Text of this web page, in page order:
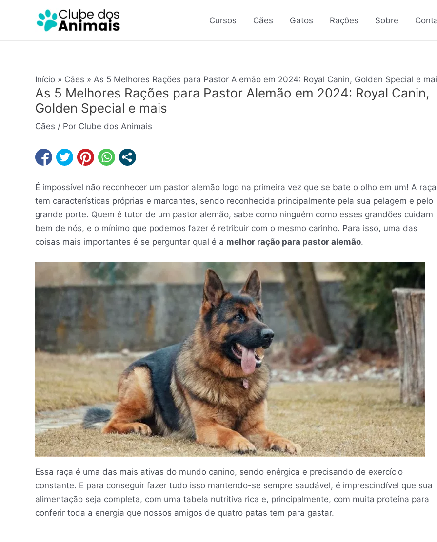
Cursos Cães Gatos Rações Sobre
Início Cães As 5 Melhores Rações para Pastor Alemão em 2024: Royal Canin, Golden Special e
As 5 Melhores Rações para Pastor Alemão em 2024: Royal Canin,
Golden Special e mais
Cães / Por Clube dos Animais
É impossível não reconhecer um pastor alemão logo na primeira vez que se bate o olho em um! A raça
tem características próprias e marcantes, sendo reconhecida principalmente pela sua pelagem e pelo
grande porte. Quem é tutor de um pastor alemão, sabe como ninguém como esses grandões cuidam
bem de nós, e o mínimo que podemos fazer é retribuir com o mesmo carinho. Para isso, uma das
coisas mais importantes é se perguntar qual é a melhor ração para pastor alemão.
Essa raça é uma das mais ativas do mundo canino, sendo enérgica e precisando de exercício
constante. E para conseguir fazer tudo isso mantendo-se sempre saudável, é imprescindível que sua
alimentação seja completa, com uma tabela nutritiva rica e, principalmente, com muita proteína para
conferir toda a energia que nossos amigos de quatro patas tem para gastar.
navigation